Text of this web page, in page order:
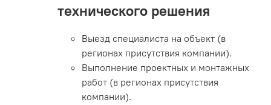
технического решения
Выезд специалиста на объект (в
регионах присутствия компании).
Выполнение проектных и монтажных
работ (в регионах присутствия
компании).